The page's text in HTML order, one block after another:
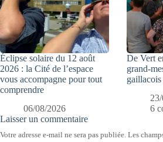
Éclipse solaire du 12 août
2026 : la Cité de l’espace
vous accompagne pour tout
comprendre
06/08/2026
De Vert
grand-
gaillacois
6
Laisser un commentaire
Votre adresse e-mail ne sera pas publiée. Les